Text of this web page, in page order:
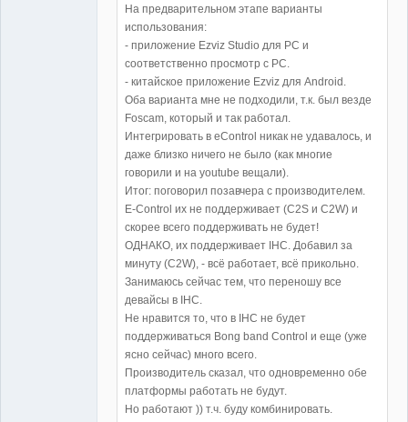
На предварительном этапе варианты
использования:
- приложение Ezviz Studio для РС и
соответственно просмотр с РС.
- китайское приложение Ezviz для Android.
Оба варианта мне не подходили, т.к. был везде
Foscam, который и так работал.
Интегрировать в eControl никак не удавалось, и
даже близко ничего не было (как многие
говорили и на youtube вещали).
Итог: поговорил позавчера с производителем.
E-Control их не поддерживает (C2S и C2W) и
скорее всего поддерживать не будет!
ОДНАКО, их поддерживает IHC. Добавил за
минуту (С2W), - всё работает, всё прикольно.
Занимаюсь сейчас тем, что переношу все
девайсы в IHC.
Не нравится то, что в IHC не будет
поддерживаться Bong band Control и еще (уже
ясно сейчас) много всего.
Производитель сказал, что одновременно обе
платформы работать не будут.
Но работают )) т.ч. буду комбинировать.